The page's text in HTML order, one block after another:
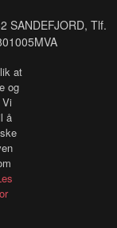
SANDEFJORD, Tlf.
at
og
å